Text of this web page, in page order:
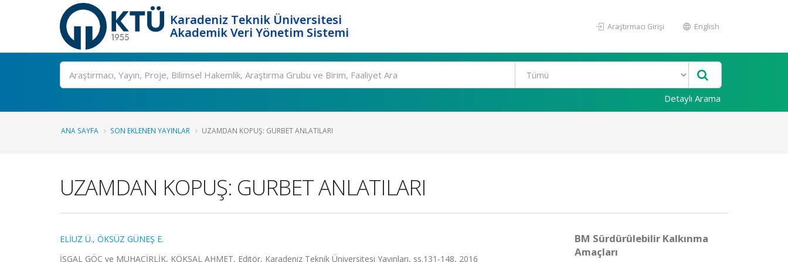
Karadeniz Teknik Üniversitesi
Akademik Veri Yönetim Sistemi
Araştırmacı Girişi English
Ara
Detaylı Arama
ANA SAYFA SON EKLENEN YAYINLAR UZAMDAN KOPUŞ: GURBET ANLATILARI
UZAMDAN KOPUŞ: GURBET ANLATILARI
ELİUZ Ü., ÖKSÜZ GÜNEŞ E.
İŞGAL GÖÇ ve MUHACİRLİK, KÖKSAL AHMET, Editör, Karadeniz Teknik Üniversitesi Yayınları, ss.131-148, 2016
BM Sürdürülebilir Kalkınma
Amaçları